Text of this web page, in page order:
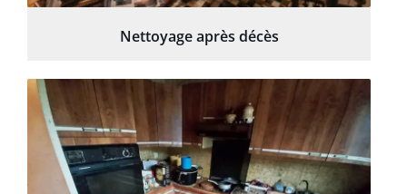
Nettoyage après décès